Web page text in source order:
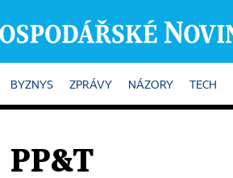
HOME
BYZNYS ZPRÁVY NÁZORY TECH
PP&T